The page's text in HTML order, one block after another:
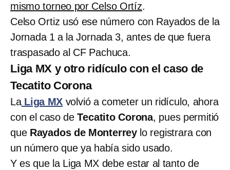
mismo torneo por Celso Ortíz.
Celso Ortiz usó ese número con Rayados de la
Jornada 1 a la Jornada 3, antes de que fuera
traspasado al CF Pachuca.
Liga MX y otro ridículo con el caso de
Tecatito Corona
LaLiga MX volvió a cometer un ridículo, ahora
con el caso deTecatito Corona, pues permitió
que Rayados de Monterrey lo registrara con
un número que ya había sido usado.
Y es que la Liga MX debe estar al tanto de